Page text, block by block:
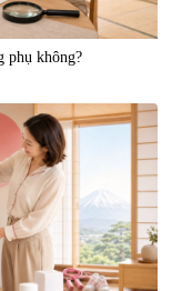
phụ không?